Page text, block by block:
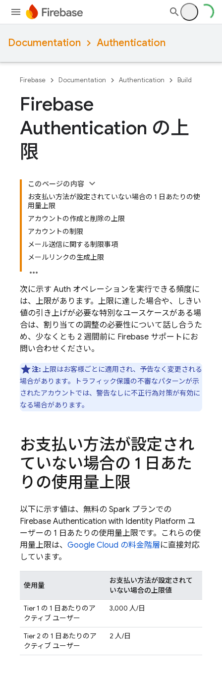
Documentation Authentication
Firebase Documentation Authentication Build
Firebase
Authentication の上
限
このページの内容
お支払い方法が設定されていない場合の 1 日あたりの使
用量上限
アカウントの作成と削除の上限
アカウントの制限
メール送信に関する制限事項
メールリンクの生成上限
次に示す Auth オペレーションを実行できる頻度に
は、上限があります。上限に達した場合や、しきい
値の引き上げが必要な特別なユースケースがある場
合は、割り当ての調整の必要性について話し合うた
め、少なくとも 2 週間前に Firebase サポートにお
問い合わせください。
注: 上限はお客様ごとに適用され、予告なく変更される
場合があります。トラフィック保護の不審なパターンが示
されたアカウントでは、警告なしに不正行為対策が有効に
なる場合があります。
お支払い方法が設定され
ていない場合の 1 日あた
りの使用量上限
以下に示す値は、無料の Spark プランでの
Firebase Authentication with Identity Platform ユ
ーザーの 1 日あたりの使用量上限です。これらの使
用量上限は、 Google Cloud の料金階層に直接対応
しています。
使用量
お支払い方法が設定されて
いない場合の上限値
Tier 1 の 1 日あたりのア
クティブ ユーザー
3,000 人/日
Tier 2 の 1 日あたりのア
クティブ ユーザー
2 人/日